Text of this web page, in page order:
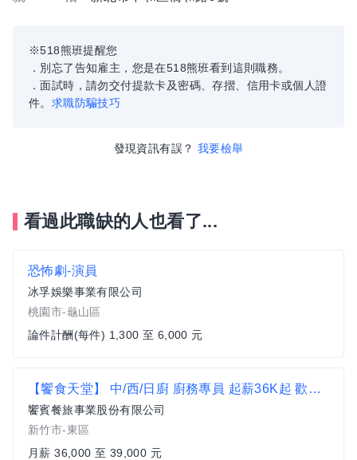
※518熊班提醒您
．別忘了告知雇主，您是在518熊班看到這則職務。
．面試時，請勿交付提款卡及密碼、存摺、信用卡或個人證
件。 求職防騙技巧
發現資訊有誤？ 我要檢舉
看過此職缺的人也看了...
恐怖劇-演員
冰孚娛樂事業有限公司
桃園市-龜山區
論件計酬(每件) 1,300 至 6,000 元
【饗食天堂】 中/西/日廚 廚務專員 起薪36K起 歡迎無經驗者加入【新竹市東區】
饗賓餐旅事業股份有限公司
新竹市-東區
月薪 36,000 至 39,000 元